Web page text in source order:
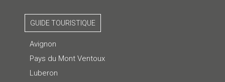
GUIDE TOURISTIQUE
Avignon
Pays du Mont Ventoux
Luberon